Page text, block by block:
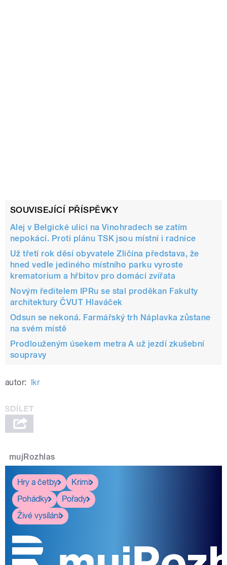
SOUVISEJÍCÍ PŘÍSPĚVKY
Alej v Belgické ulici na Vinohradech se zatím
nepokácí. Proti plánu TSK jsou místní i radnice
Už třetí rok děsí obyvatele Zličína představa, že
hned vedle jediného místního parku vyroste
krematorium a hřbitov pro domácí zvířata
Novým ředitelem IPRu se stal proděkan Fakulty
architektury ČVUT Hlaváček
Odsun se nekoná. Farmářský trh Náplavka zůstane
na svém místě
Prodlouženým úsekem metra A už jezdí zkušební
soupravy
autor: lkr
mujRozhlas
Hry a četby
Krimi
Pohádky
Pořady
Živé vysílání